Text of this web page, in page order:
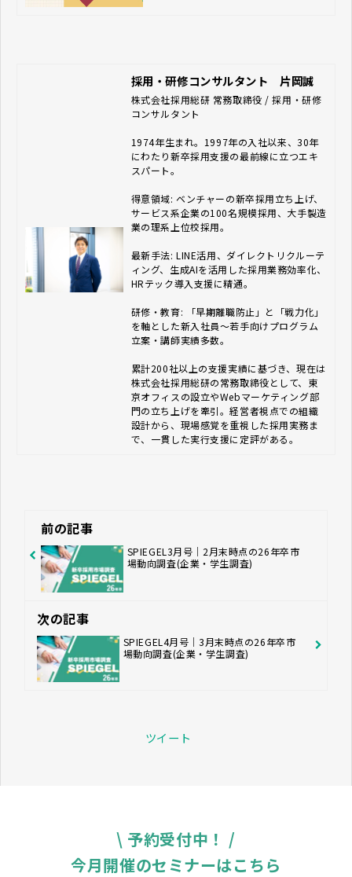
ox代理店についてご紹介します。
採用・研修コンサルタント 片岡誠
株式会社採用総研 常務取締役 / 採用・研修
コンサルタント
1974年生まれ。1997年の入社以来、30年
にわたり新卒採用支援の最前線に立つエキ
スパート。
得意領域: ベンチャーの新卒採用立ち上げ、
サービス系企業の100名規模採用、大手製造
業の理系上位校採用。
最新手法: LINE活用、ダイレクトリクルーテ
ィング、生成AIを活用した採用業務効率化、
HRテック導入支援に精通。
研修・教育: 「早期離職防止」と「戦力化」
を軸とした新入社員〜若手向けプログラム
立案・講師実績多数。
累計200社以上の支援実績に基づき、現在は
株式会社採用総研の常務取締役として、東
京オフィスの設立やWebマーケティング部
門の立ち上げを牽引。経営者視点での組織
設計から、現場感覚を重視した採用実務ま
で、一貫した実行支援に定評がある。
前の記事
SPIEGEL3月号｜2月末時点の26年卒市
場動向調査(企業・学生調査)
次の記事
SPIEGEL4月号｜3月末時点の26年卒市
場動向調査(企業・学生調査)
ツイート
\ 予約受付中！ /
今月開催のセミナーはこちら